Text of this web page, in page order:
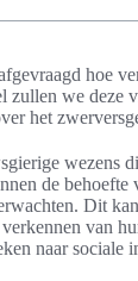
hoe
zullen we deze
het
wezens
de behoefte
Dit
van
naar sociale